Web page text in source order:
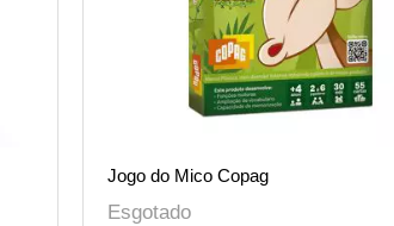
Jogo do Mico Copag
Esgotado